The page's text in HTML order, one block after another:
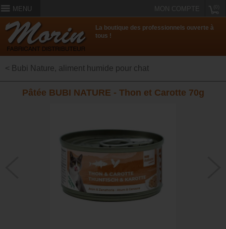
MENU MON COMPTE
La boutique des professionnels ouverte à
tous !
< Bubi Nature, aliment humide pour chat
Pâtée BUBI NATURE - Thon et Carotte 70g